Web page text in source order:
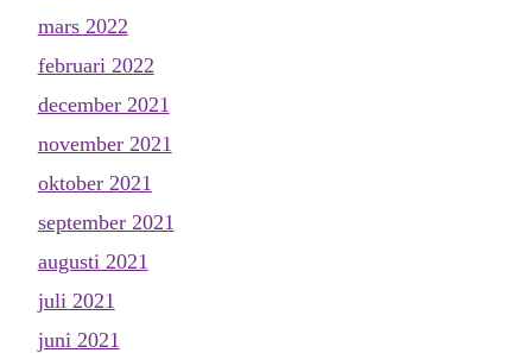
mars 2022
februari 2022
december 2021
november 2021
oktober 2021
september 2021
augusti 2021
juli 2021
juni 2021